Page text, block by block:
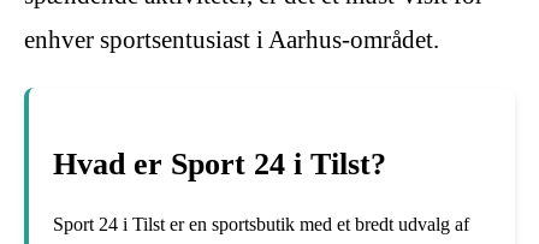
enhver sportsentusiast i Aarhus-området.
Hvad er Sport 24 i Tilst?
Sport 24 i Tilst er en sportsbutik med et bredt udvalg af